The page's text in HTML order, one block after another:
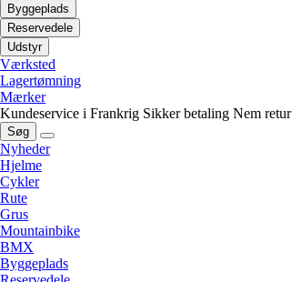
Byggeplads
Reservedele
Udstyr
Værksted
Lagertømning
Mærker
Kundeservice i Frankrig Sikker betaling Nem retur
Søg
Nyheder
Hjelme
Cykler
Rute
Grus
Mountainbike
BMX
Byggeplads